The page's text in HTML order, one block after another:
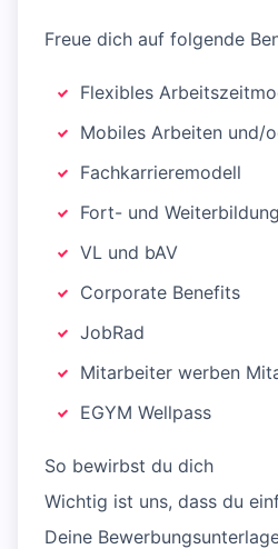
Freue dich auf folgende
Flexibles
Mobiles Arbeiten und/
Fachkarrieremodell
Fort- und Weiterbildung
VL und bAV
Corporate Benefits
JobRad
Mitarbeiter werben
EGYM Wellpass
So bewirbst du dich
Wichtig ist uns, dass du
Deine